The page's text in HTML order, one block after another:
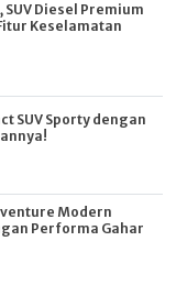
Diesel Premium
Keselamatan
SUV Sporty dengan
Modern
Performa Gahar